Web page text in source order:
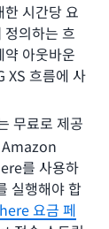
시간당 요
의하는 흐
아웃바운
XS 흐름에 사
무료로 제공
Amazon
를 사용하
실행해야 합
요금 페